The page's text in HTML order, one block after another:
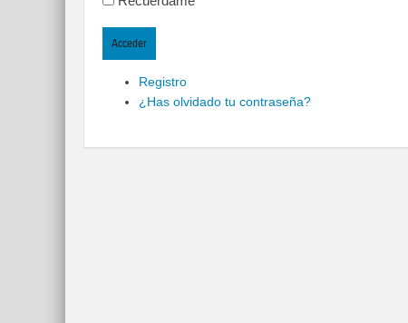
Acceder
Registro
¿Has olvidado tu contraseña?